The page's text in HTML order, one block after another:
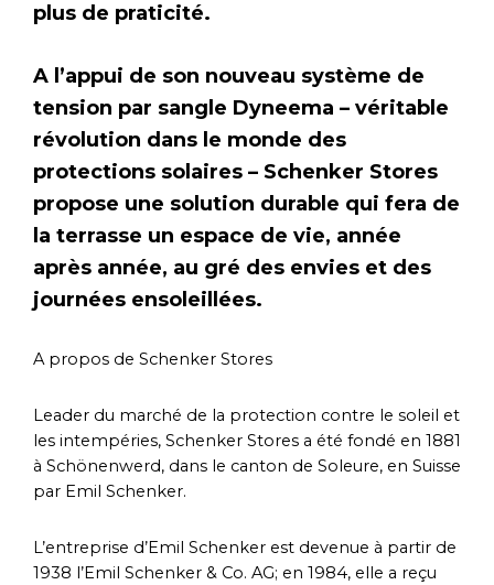
plus de praticité.
A l’appui de son nouveau système de
tension par sangle Dyneema – véritable
révolution dans le monde des
protections solaires – Schenker Stores
propose une solution durable qui fera de
la terrasse un espace de vie, année
après année, au gré des envies et des
journées ensoleillées.
A propos de Schenker Stores
Leader du marché de la protection contre le soleil et
les intempéries, Schenker Stores a été fondé en 1881
à Schönenwerd, dans le canton de Soleure, en Suisse
par Emil Schenker.
L’entreprise d’Emil Schenker est devenue à partir de
1938 l’Emil Schenker & Co. AG; en 1984, elle a reçu